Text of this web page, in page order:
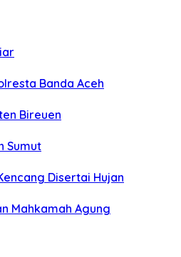
Banda Aceh
Bireuen
Sumut
Disertai Hujan
Mahkamah Agung